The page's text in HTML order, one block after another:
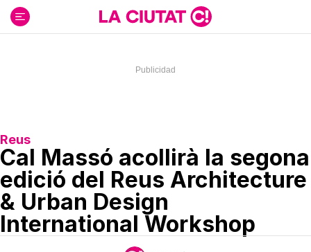
contenido
Reus
Cal Massó acollirà la segona
edició del Reus Architecture
& Urban Design
International Workshop